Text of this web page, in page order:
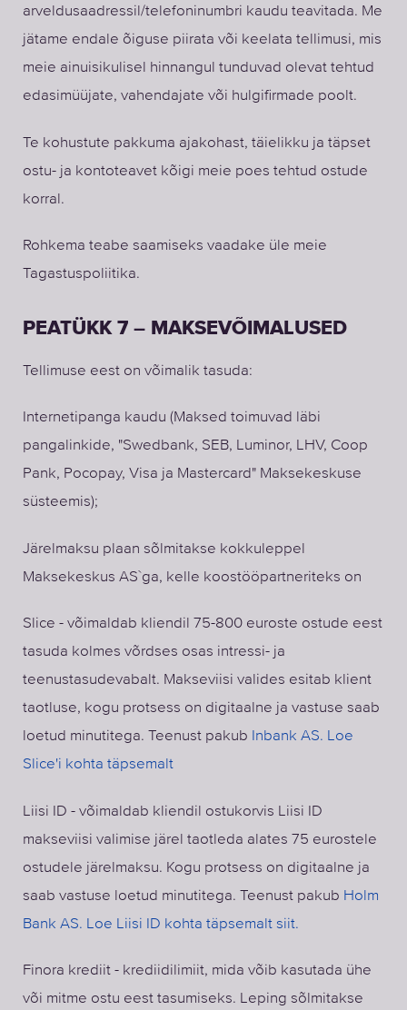
arveldusaadressil/telefoninumbri kaudu teavitada. Me
jätame endale õiguse piirata või keelata tellimusi, mis
meie ainuisikulisel hinnangul tunduvad olevat tehtud
edasimüüjate, vahendajate või hulgifirmade poolt.
Te kohustute pakkuma ajakohast, täielikku ja täpset
ostu- ja kontoteavet kõigi meie poes tehtud ostude
korral.
Rohkema teabe saamiseks vaadake üle meie
Tagastuspoliitika.
PEATÜKK 7 – MAKSEVÕIMALUSED
Tellimuse eest on võimalik tasuda:
Internetipanga kaudu (Maksed toimuvad läbi
pangalinkide, "Swedbank, SEB, Luminor, LHV, Coop
Pank, Pocopay, Visa ja Mastercard" Maksekeskuse
süsteemis);
Järelmaksu plaan sõlmitakse kokkuleppel
Maksekeskus AS`ga, kelle koostööpartneriteks on
Slice - võimaldab kliendil 75-800 euroste ostude eest
tasuda kolmes võrdses osas intressi- ja
teenustasudevabalt. Makseviisi valides esitab klient
taotluse, kogu protsess on digitaalne ja vastuse saab
loetud minutitega. Teenust pakub Inbank AS. Loe
Slice'i kohta täpsemalt
Liisi ID - võimaldab kliendil ostukorvis Liisi ID
makseviisi valimise järel taotleda alates 75 eurostele
ostudele järelmaksu. Kogu protsess on digitaalne ja
saab vastuse loetud minutitega. Teenust pakub Holm
Bank AS. Loe Liisi ID kohta täpsemalt siit.
Finora krediit - krediidilimiit, mida võib kasutada ühe
või mitme ostu eest tasumiseks. Leping sõlmitakse